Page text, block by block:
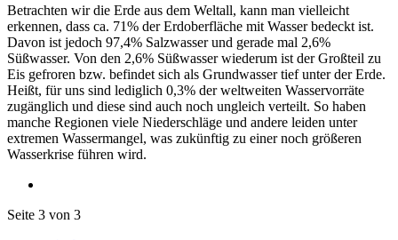
Betrachten wir die Erde aus dem Weltall, kann man vielleicht
erkennen, dass ca. 71% der Erdoberfläche mit Wasser bedeckt ist.
Davon ist jedoch 97,4% Salzwasser und gerade mal 2,6%
Süßwasser. Von den 2,6% Süßwasser wiederum ist der Großteil zu
Eis gefroren bzw. befindet sich als Grundwasser tief unter der Erde.
Heißt, für uns sind lediglich 0,3% der weltweiten Wasservorräte
zugänglich und diese sind auch noch ungleich verteilt. So haben
manche Regionen viele Niederschläge und andere leiden unter
extremen Wassermangel, was zukünftig zu einer noch größeren
Wasserkrise führen wird.
Seite 3 von 3